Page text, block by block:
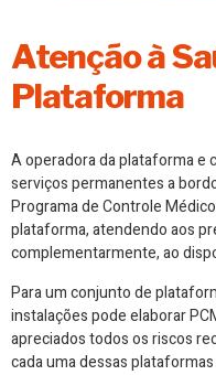
Atenção à
Plataforma
A operadora da plataforma e
serviços permanentes a
Programa de Controle
plataforma, atendendo aos
complementarmente, ao
Para um conjunto de
instalações pode elaborar
apreciados todos os riscos
cada uma dessas